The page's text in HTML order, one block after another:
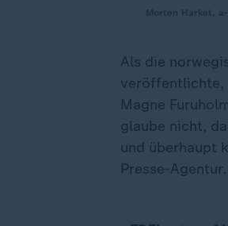
Als die
veröffentlichte,
Magne
glaube nicht,
und überhaupt
Presse-Agentur.